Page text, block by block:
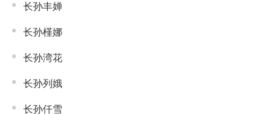
长孙丰婵
长孙槿娜
长孙湾花
长孙列娥
长孙仟雪